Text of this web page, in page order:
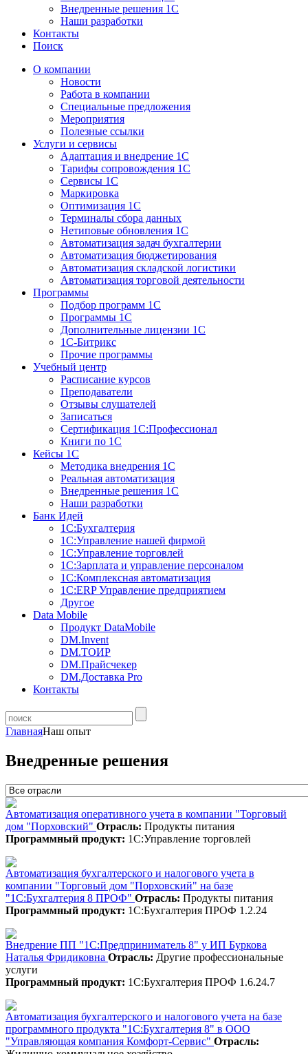
Внедренные решения 1С
Наши разработки
Контакты
Поиск
О компании
Новости
Работа в компании
Специальные предложения
Мероприятия
Полезные ссылки
Услуги и сервисы
Адаптация и внедрение 1С
Тарифы сопровождения 1С
Сервисы 1С
Маркировка
Оптимизация 1С
Терминалы сбора данных
Нетиповые обновления 1С
Автоматизация задач бухгалтерии
Автоматизация бюджетирования
Автоматизация складской логистики
Автоматизация торговой деятельности
Программы
Подбор программ 1С
Программы 1С
Дополнительные лицензии 1С
1С-Битрикс
Прочие программы
Учебный центр
Расписание курсов
Преподаватели
Отзывы слушателей
Записаться
Сертификация 1С:Профессионал
Книги по 1С
Кейсы 1С
Методика внедрения 1С
Реальная автоматизация
Внедренные решения 1С
Наши разработки
Банк Идей
1С:Бухгалтерия
1С:Управление нашей фирмой
1С:Управление торговлей
1С:Зарплата и управление персоналом
1С:Комплексная автоматизация
1С:ERP Управление предприятием
Другое
Data Mobile
Продукт DataMobile
DM.Invent
DM.ТОИР
DM.Прайсчекер
DM.Доставка Pro
Контакты
ГлавнаяНаш опыт
Внедренные решения
Автоматизация оперативного учета в компании "Торговый
дом "Порховский" Отрасль: Продукты питания
Программный продукт: 1С:Управление торговлей
Автоматизация бухгалтерского и налогового учета в
компании "Торговый дом "Порховский" на базе
"1С:Бухгалтерия 8 ПРОФ" Отрасль: Продукты питания
Программный продукт: 1С:Бухгалтерия ПРОФ 1.2.24
Внедрение ПП "1С:Предприниматель 8" у ИП Буркова
Наталья Фридиковна Отрасль: Другие профессиональные
услуги
Программный продукт: 1С:Бухгалтерия ПРОФ 1.6.24.7
Автоматизация бухгалтерского и налогового учета на базе
программного продукта "1С:Бухгалтерия 8" в ООО
"Управляющая компания Комфорт-Сервис" Отрасль: